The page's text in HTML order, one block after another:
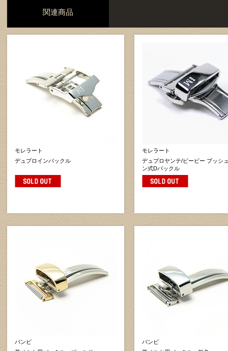
関連商品
モレラート
デュプロインバックル
モレラート
デュプロヤンテ/ピービー プッシ
ン式Dバックル
バンビ
バンビ